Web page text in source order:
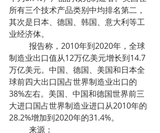
所有三个技术产品类别中均排名第二，
其次是日本、德国、韩国、意大利等工
业经济体。
制造业出口值从12万亿美元增长到14.7
万亿美元。中国、德国、美国和日本全
球前四大出口国占世界制造业出口的
38%左右。美国、中国和德国世界前三
大进口国占世界制造业进口从2010年的
28.2%增加到2020年的31.4%。
	来源：